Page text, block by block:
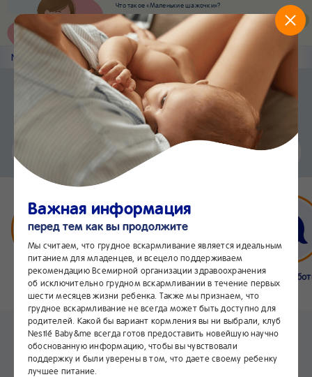
Что такое «Маленькие шажочки»?
Наш новый суперсервис для отслеживания
развития вашего малыша
Попробовать сейчас
Nestlé Baby &me Статьи
Приложение Nestlé Baby&me
Еще быстрее и удобнее
Установить
Чат24/7
Бейбимания Что нового
Интернет-
магазин
Линия
24/7
Размеры плода по неделям
беременности: рост и вес
Важная информация
перед тем как вы продолжите
Мы считаем, что грудное вскармливание является идеальным
питанием для младенцев, и всецело поддерживаем
рекомендацию Всемирной организации здравоохранения
об исключительно грудном вскармливании в течение первых
шести месяцев жизни ребенка. Также мы признаем, что
грудное вскармливание не всегда может быть доступно для
родителей. Какой бы вариант кормления вы ни выбрали, клуб
Nestlé Baby&me всегда готов предоставить новейшую научно
обоснованную информацию, чтобы вы чувствовали
поддержку и были уверены в том, что даете своему ребенку
лучшее питание.